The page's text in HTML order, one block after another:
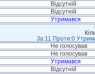
Відсутній
Відсутній
Утримався
За:11 Проти:0
Не голосував
Не голосував
Утримався
Відсутній